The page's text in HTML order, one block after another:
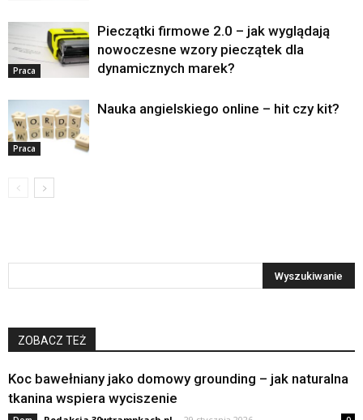
Praca
Pieczątki firmowe 2.0 – jak wyglądają
nowoczesne wzory pieczątek dla
dynamicznych marek?
Praca
Nauka angielskiego online – hit czy kit?
ZOBACZ TEŻ
Koc bawełniany jako domowy grounding – jak naturalna
tkanina wspiera wyciszenie